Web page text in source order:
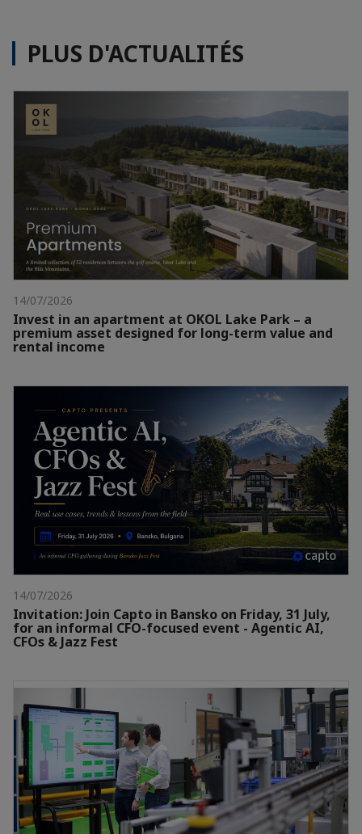
PLUS D'ACTUALITÉS
14/07/2026
Invest in an apartment at OKOL Lake Park – a
premium asset designed for long-term value and
rental income
14/07/2026
Invitation: Join Capto in Bansko on Friday, 31 July,
for an informal CFO-focused event - Agentic AI,
CFOs & Jazz Fest